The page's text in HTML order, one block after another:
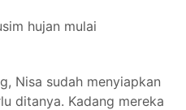
hujan mulai
Nisa sudah menyiapkan
ditanya. Kadang mereka